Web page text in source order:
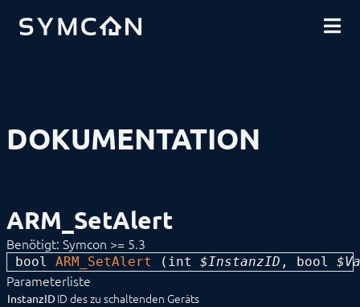
COMMUNITY
DOKUMENTATION
EINFÜHRUNG
INSTALLATION
MODULREFERENZ
Geräte
Sprachassistenten
Benachrichtigungen
Alarmierung
ARM_GetLastAlertID
ARM_SetActive
ARM_SetAlert
ARM_SetAlert
Benötigt: Symcon >= 5.3
bool ARM_SetAlert ( int $InstanzID , bool
Parameterliste
InstanzIDID des zu schaltenden Geräts